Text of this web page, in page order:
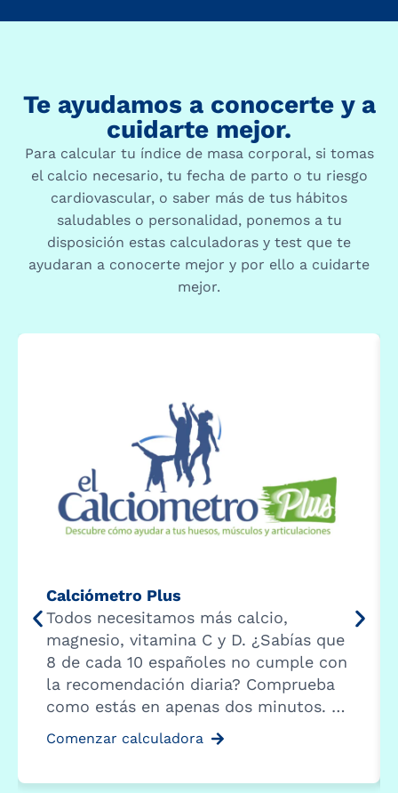
Te ayudamos a conocerte y a
cuidarte mejor.
Para calcular tu índice de masa corporal, si tomas
el calcio necesario, tu fecha de parto o tu riesgo
cardiovascular, o saber más de tus hábitos
saludables o personalidad, ponemos a tu
disposición estas calculadoras y test que te
ayudaran a conocerte mejor y por ello a cuidarte
mejor.
Calciómetro Plus
Todos necesitamos más calcio,
magnesio, vitamina C y D. ¿Sabías que
8 de cada 10 españoles no cumple con
la recomendación diaria? Comprueba
como estás en apenas dos minutos. …
Comenzar calculadora